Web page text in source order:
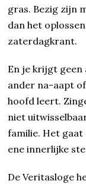
gras. Bezig zijn
dan het
zaterdagkrant.
En je krijgt
ander na-aapt
hoofd leert.
niet
familie. Het gaat
ene innerlijke
De Veritasloge